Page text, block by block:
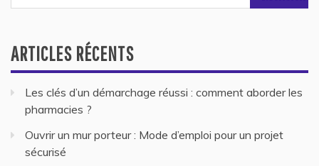
ARTICLES RÉCENTS
Les clés d’un démarchage réussi : comment aborder les
pharmacies ?
Ouvrir un mur porteur : Mode d’emploi pour un projet
sécurisé